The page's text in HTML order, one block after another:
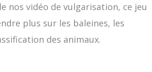
nos vidéo de vulgarisation, ce jeu
plus sur les baleines, les
des animaux.